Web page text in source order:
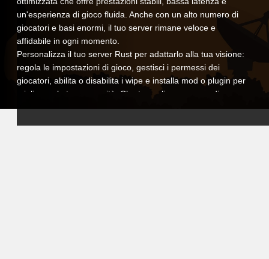
un'esperienza di gioco fluida. Anche con un alto numero di
giocatori e basi enormi, il tuo server rimane veloce e
affidabile in ogni momento.
Personalizza il tuo server Rust per adattarlo alla tua visione:
regola le impostazioni di gioco, gestisci i permessi dei
giocatori, abilita o disabilita i wipe e installa mod o plugin per
migliorare la tua comunità. Che tu voglia un campo di
battaglia PvP hardcore, un'esperienza PvE rilassata o un